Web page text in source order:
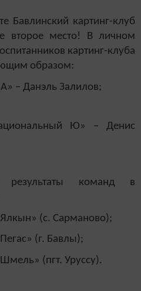
Бавлинский картинг-клуб
второе место! В личном
картинг-клуба
образом:
– Данэль Залилов;
Ю» – Денис
результаты команд в
(с. Сарманово);
(г. Бавлы);
(пгт. Уруссу).